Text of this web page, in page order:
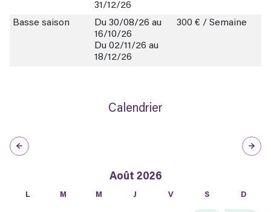
31/12/26
Basse saison
Du 30/08/26 au
16/10/26
Du 02/11/26 au
18/12/26
300 € / Semaine
Calendrier
Août 2026
L M M J V S D